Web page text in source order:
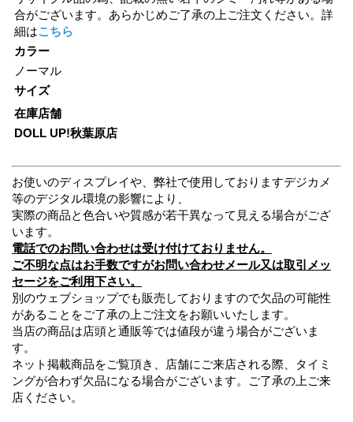
合がございます。あらかじめご了承の上ご注文ください。詳
細はこちら
カラー
ノーマル
サイズ
在庫店舗
DOLL UP!秋葉原店
お使いのディスプレイや、弊社で使用しておりますデジカメ
等のデジタル環境の影響により、
実際の商品と色合いや質感が若干異なって見える場合がござ
います。
電話でのお問い合わせは受け付けておりません。
ご不明な点はお手数ですがお問い合わせメール又は取引メッ
セージをご利用下さい。
別のウェブショップでも販売しておりますので欠品の可能性
があることをご了承の上ご注文をお願いいたします。
当店の商品は店頭と通販等では値段が違う場合がございま
す。
ネット掲載商品をご覧頂き、店舗にご来店される際、タイミ
ングが合わず欠品になる場合がございます。ご了承の上ご来
店ください。